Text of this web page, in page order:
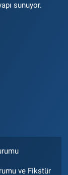
sunuyor.
ve Fikstür